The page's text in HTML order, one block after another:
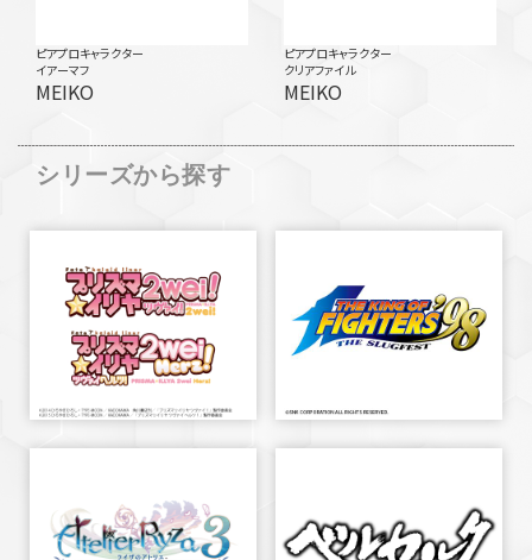
ピアプロキャラクター
イアーマフ
MEIKO
ピアプロキャラクター
クリアファイル
MEIKO
シリーズから探す